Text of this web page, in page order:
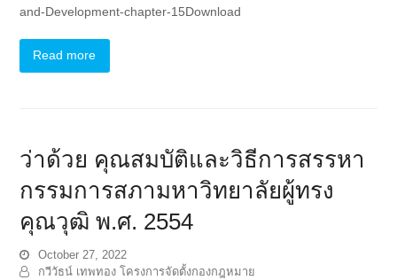
and-Development-chapter-15Download
Read more
ว่าด้วย คุณสมบัติและวิธีการสรรหา
กรรมการสภามหาวิทยาลัยผู้ทรง
คุณวุฒิ พ.ศ. 2554
October 27, 2022
กวีวัธน์ เทพทอง โครงการจัดตั้งกองกฎหมาย